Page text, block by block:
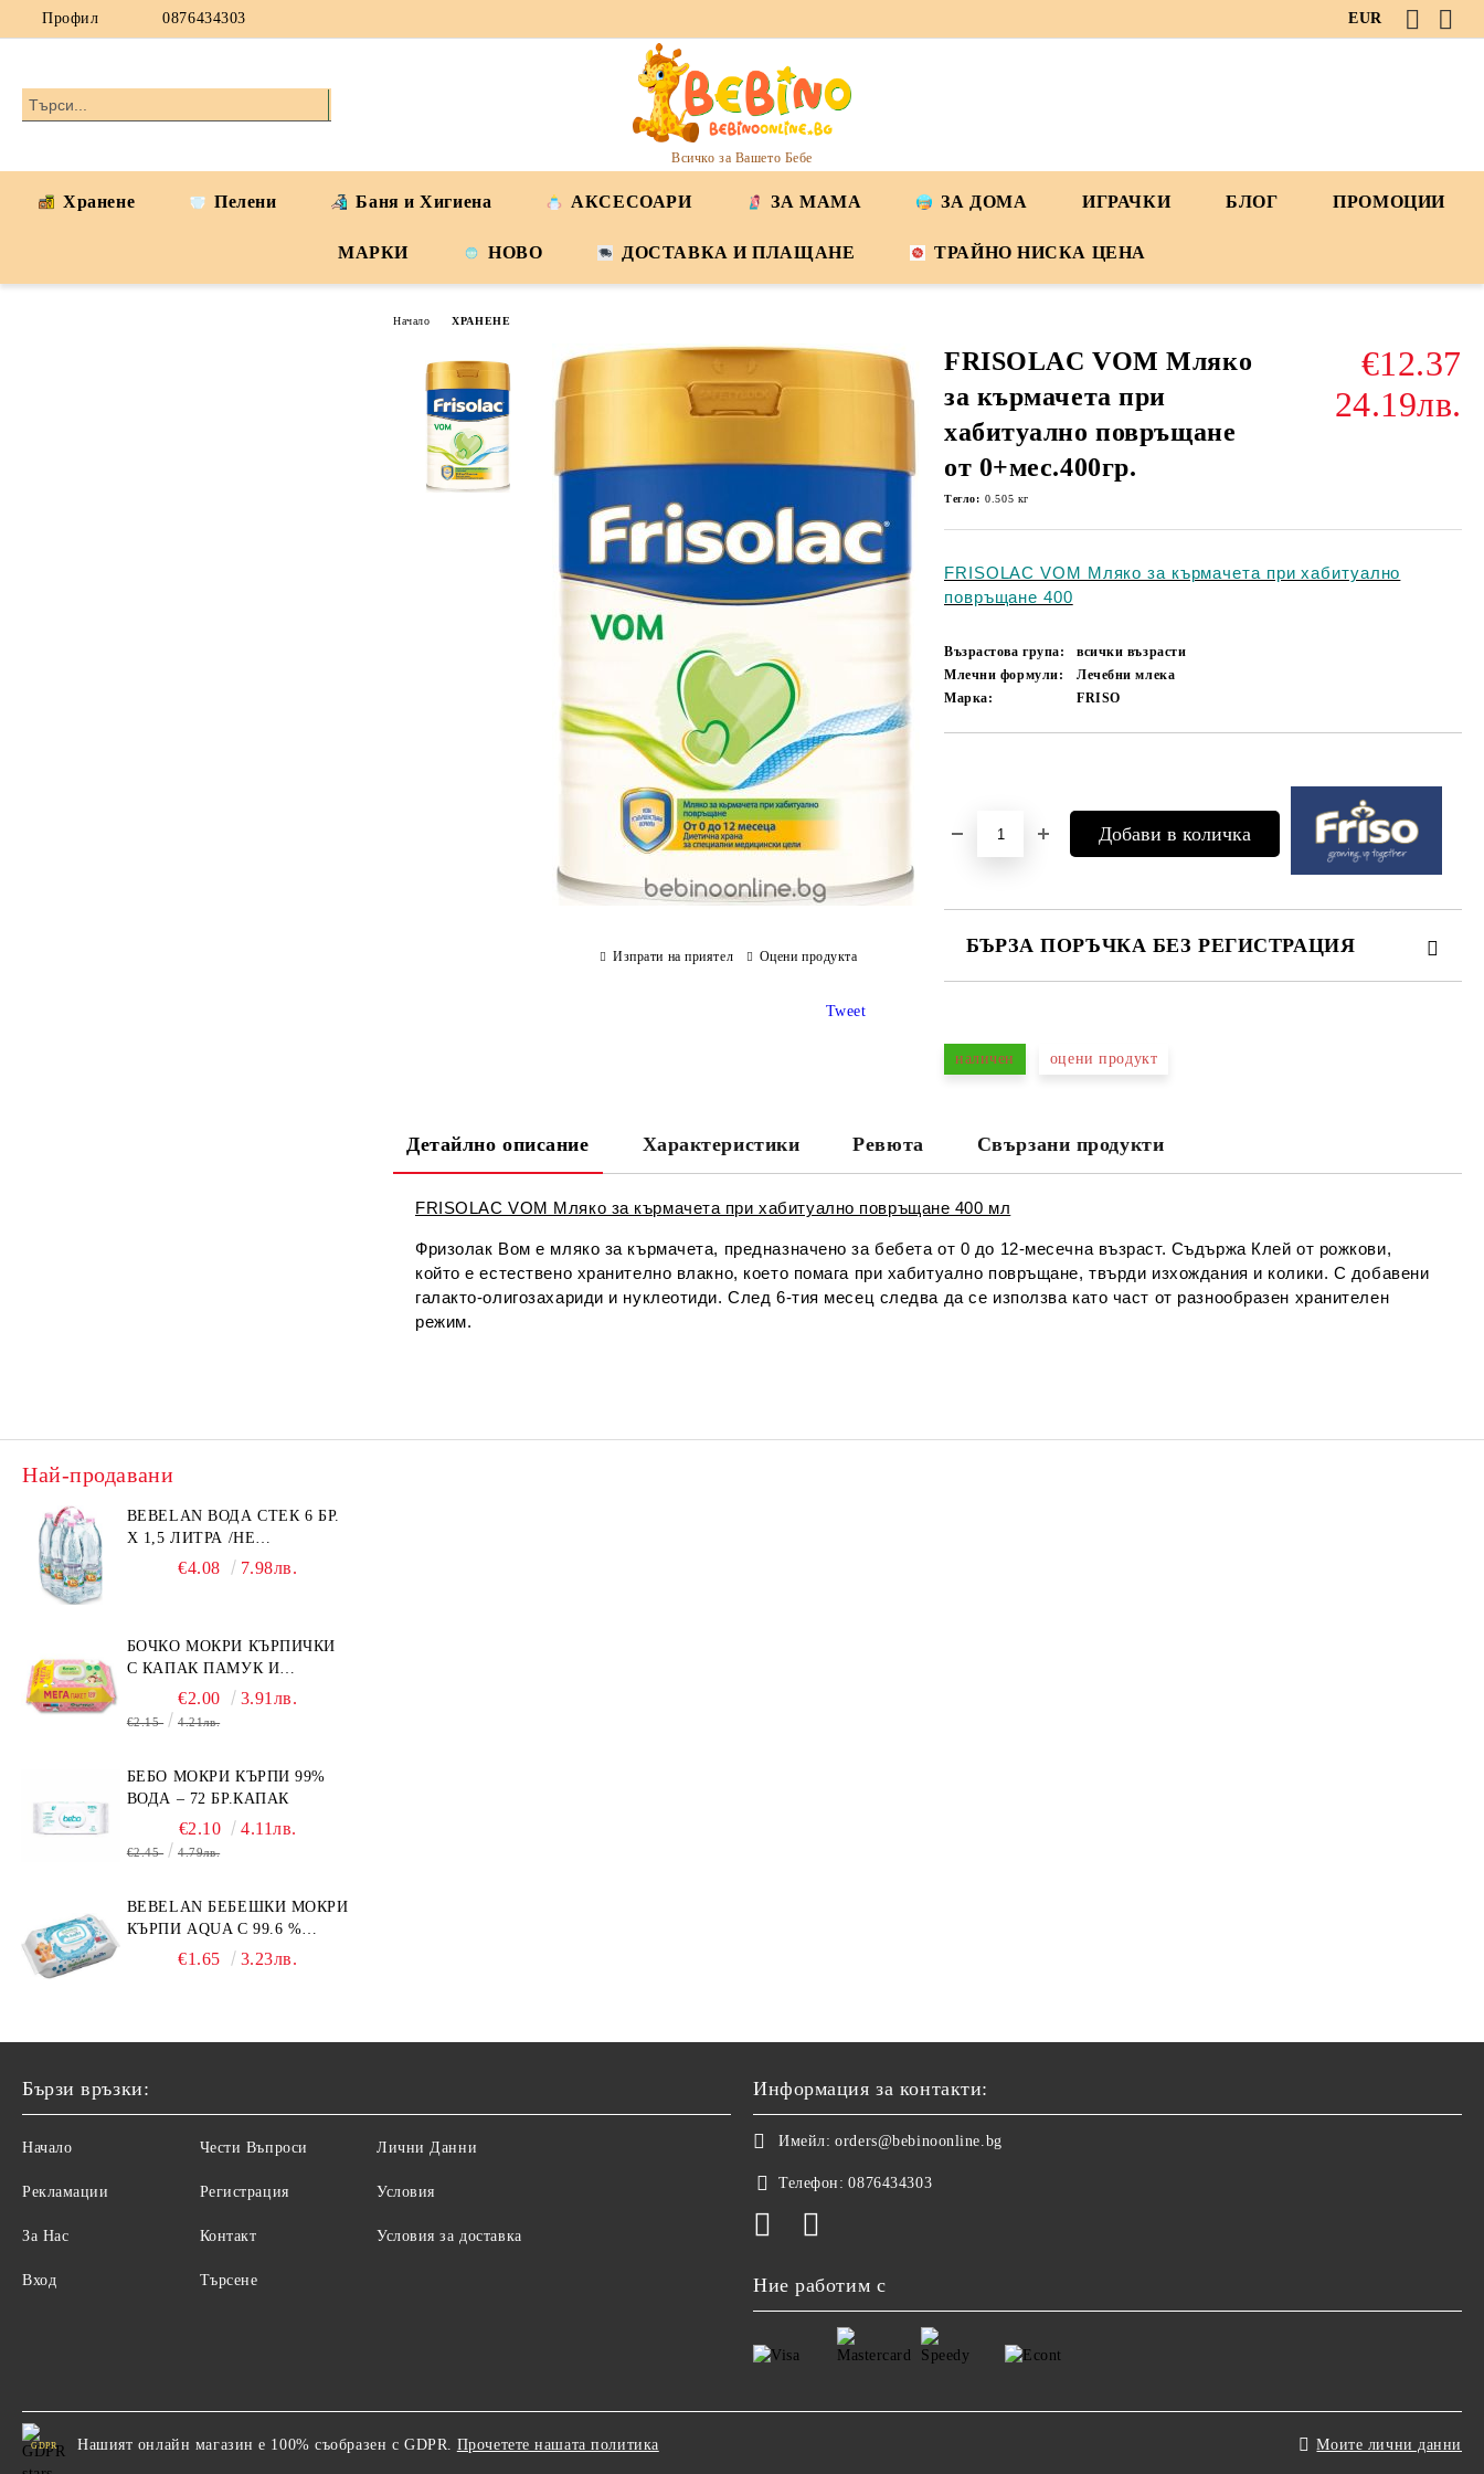
Профил 0876434303 EUR
Всичко за Вашето Бебе
Хранене Пелени Баня и Хигиена АКСЕСОАРИ ЗА МАМА ЗА ДОМА ИГРАЧКИ БЛОГ ПРОМОЦИИ
МАРКИ НОВО ДОСТАВКА И ПЛАЩАНЕ ТРАЙНО НИСКА ЦЕНА
Начало ХРАНЕНЕ
FRISOLAC VOM Мляко
за кърмачета при
хабитуално повръщане
от 0+мес.400гр.
€12.37
24.19лв.
Тегло: 0.505 кг
FRISOLAC VOM Мляко за кърмачета при хабитуално
повръщане 400
Възрастова група:
всички възрасти
Млечни формули:
Лечебни млека
Марка:
FRISO
БЪРЗА ПОРЪЧКА БЕЗ РЕГИСТРАЦИЯ
Ние ще се свържем с вас в рамките на работния ден.
наличен оцени продукт
Изпрати на приятел Оцени продукта
Tweet
Детайлно описание Характеристики Ревюта Свързани продукти
FRISOLAC VOM Мляко за кърмачета при хабитуално повръщане 400 мл
Фризолак Вом е мляко за кърмачета, предназначено за бебета от 0 до 12-месечна възраст. Съдържа Клей от рожкови,
който е естествено хранително влакно, което помага при хабитуално повръщане, твърди изхождания и колики. С добавени
галакто-олигозахариди и нуклеотиди. След 6-тия месец следва да се използва като част от разнообразен хранителен
режим.
Най-продавани
BEBELAN ВОДА СТЕК 6 БР.
Х 1,5 ЛИТРА /НЕ
ИЗПРАЩАМЕ С КУРИЕР/
€4.08 7.98лв.
БОЧКО МОКРИ КЪРПИЧКИ
С КАПАК ПАМУК И
СМРАДЛИКА 120БР.
€2.00 3.91лв.
€2.15 4.21лв.
БЕБО МОКРИ КЪРПИ 99%
ВОДА – 72 БР.КАПАК
€2.10 4.11лв.
€2.45 4.79лв.
BEBELAN БЕБЕШКИ МОКРИ
КЪРПИ AQUA С 99.6 %
ВОДА 64БР.
€1.65 3.23лв.
Бързи връзки:
Начало
Рекламации
За Нас
Вход
Чести Въпроси
Регистрация
Контакт
Търсене
Лични Данни
Условия
Условия за доставка
Информация за контакти:
Имейл: orders@bebinoonline.bg
Телефон: 0876434303
Ние работим с
GDPR Нашият онлайн магазин е 100% съобразен с GDPR. Прочетете нашата политика Моите лични данни